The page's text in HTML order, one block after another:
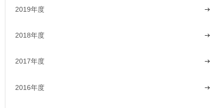
2019年度
2018年度
2017年度
2016年度